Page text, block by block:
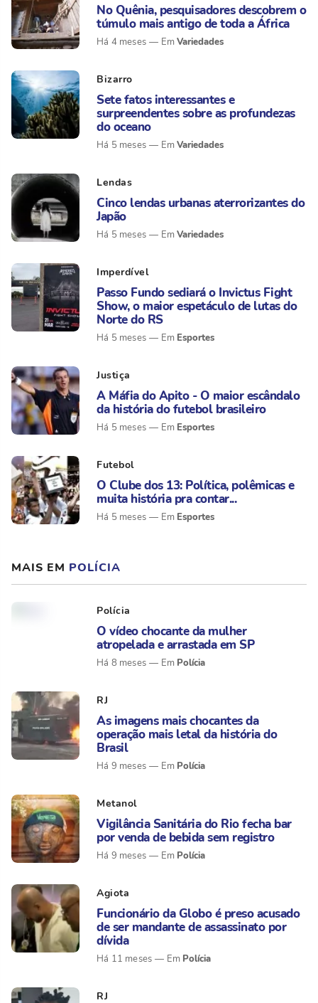
No Quênia, pesquisadores descobrem o
túmulo mais antigo de toda a África
Há 4 meses Variedades
Bizarro
Sete fatos interessantes e
surpreendentes sobre as profundezas
do oceano
Há 5 meses Variedades
Lendas
Cinco lendas urbanas aterrorizantes do
Japão
Há 5 meses Variedades
Imperdível
Passo Fundo sediará o Invictus Fight
Show, o maior espetáculo de lutas do
Norte do RS
Há 5 meses Esportes
Justiça
A Máfia do Apito - O maior escândalo
da história do futebol brasileiro
Há 5 meses Esportes
Futebol
O Clube dos 13: Política, polêmicas e
muita história pra contar...
Há 5 meses Esportes
MAIS EM POLÍCIA
Polícia
O vídeo chocante da mulher
atropelada e arrastada em SP
Há 8 meses Polícia
RJ
As imagens mais chocantes da
operação mais letal da história do
Brasil
Há 9 meses Polícia
Metanol
Vigilância Sanitária do Rio fecha bar
por venda de bebida sem registro
Há 9 meses Polícia
Agiota
Funcionário da Globo é preso acusado
de ser mandante de assassinato por
dívida
Há 11 meses Polícia
RJ